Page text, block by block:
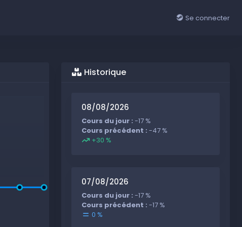
Se connecter
Historique
08/08/2026
Cours du jour :-17 %
Cours précédent :-47 %
+30 %
07/08/2026
Cours du jour :-17 %
Cours précédent :-17 %
0 %